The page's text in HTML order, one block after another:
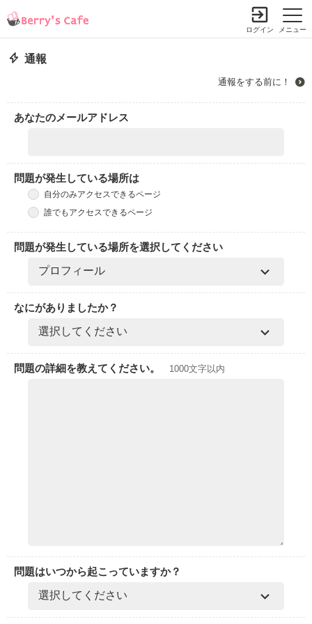
メニュー
ログイン
通報
通報をする前に！
あなたのメールアドレス
問題が発生している場所は
自分のみアクセスできるページ
誰でもアクセスできるページ
問題が発生している場所を選択してください
なにがありましたか？
問題の詳細を教えてください。 1000文字以内
問題はいつから起こっていますか？